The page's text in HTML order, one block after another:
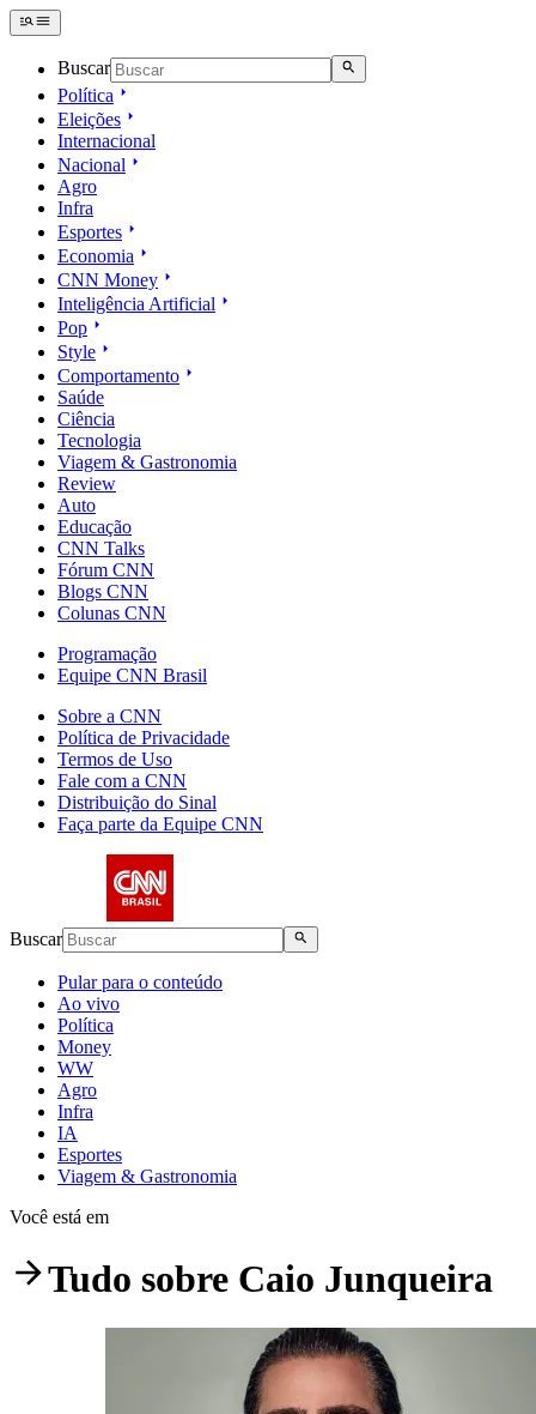
Buscar
Política
Eleições
Internacional
Nacional
Agro
Infra
Esportes
Economia
CNN Money
Inteligência Artificial
Pop
Style
Comportamento
Saúde
Ciência
Tecnologia
Viagem & Gastronomia
Review
Auto
Educação
CNN Talks
Fórum CNN
Blogs CNN
Colunas CNN
Programação
Equipe CNN Brasil
Sobre a CNN
Política de Privacidade
Termos de Uso
Fale com a CNN
Distribuição do Sinal
Faça parte da Equipe CNN
Buscar
Pular para o conteúdo
Ao vivo
Política
Money
WW
Agro
Infra
IA
Esportes
Viagem & Gastronomia
Você está em
Tudo sobre Caio Junqueira